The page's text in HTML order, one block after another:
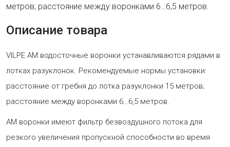
метров; расстояние между воронками 6…6,5 метров.
Описание товара
VILPE АМ водосточные воронки устанавливаются рядами в
лотках разуклонок. Рекомендуемые нормы установки:
расстояние от гребня до лотка разуклонки 15 метров;
расстояние между воронками 6…6,5 метров.
АМ воронки имеют фильтр безвоздушного потока для
резкого увеличения пропускной способности во время